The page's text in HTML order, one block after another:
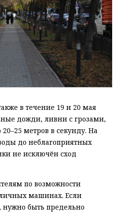
в течение 19 и 20 мая
дожди, ливни с грозами,
метров в секунду. На
до неблагоприятных
не исключён сход
по возможности
личных машинах. Если
нужно быть предельно